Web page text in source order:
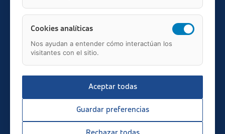
c/ Juan Ignacio Luca de Tena, 12, 28027, Madrid
Mail: fundacion.asisa@asisa.es
Cookies analíticas
Nos ayudan a entender cómo interactúan los
visitantes con el sitio.
Aceptar todas
Guardar preferencias